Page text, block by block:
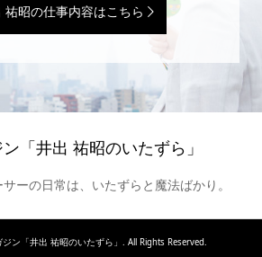
祐昭の仕事内容はこちら
「井出 祐昭のいたずら」
ーの日常は、いたずらと魔法ばかり。
ン「井出 祐昭のいたずら」. All Rights Reserved.